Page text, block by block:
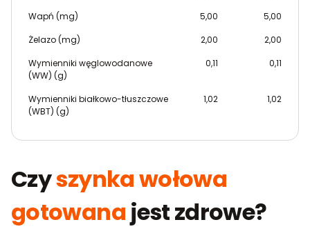
Wapń (mg)
5,00
5,00
Żelazo (mg)
2,00
2,00
Wymienniki węglowodanowe
(WW) (g)
0,11 0,11
Wymienniki białkowo-tłuszczowe
(WBT) (g)
1,02 1,02
Czyszynka wołowa
gotowana jest zdrowe?